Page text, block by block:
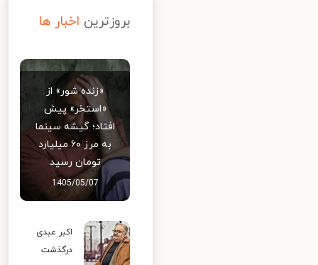
بروزترین اخبار ها
«زنده شور» از
«استخر» پیش
افتاد؛ گیشه سینما
به مرز ۶۰ میلیارد
تومان رسید
1405/05/07
اکبر عبدی
درگذشت